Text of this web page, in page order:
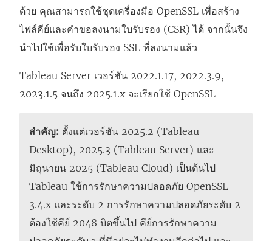
ก์
จ
ปิ
ด
ห
น้
า
ต่
า
ลิ
ง
ะ
ห
น้
ด้วย คุณสามารถใช้ชุดเครื่องมือ OpenSSL เพื่อสร้าง
ไฟล์คีย์และคำขอลงนามใบรับรอง (CSR) ได้ จากนั้นจึง
นำไปใช้เพื่อรับใบรับรอง SSL ที่ลงนามแล้ว
Tableau Server เวอร์ชัน 2022.1.17, 2022.3.9,
2023.1.5 จนถึง 2025.1.x จะเรียกใช้ OpenSSL
สำคัญ: ตั้งแต่เวอร์ชัน 2025.2 (Tableau
Desktop), 2025.3 (Tableau Server) และ
มิถุนายน 2025 (Tableau Cloud) เป็นต้นไป
Tableau ใช้การรักษาความปลอดภัย OpenSSL
3.4.x และระดับ 2 การรักษาความปลอดภัยระดับ 2
ต้องใช้คีย์ 2048 บิตขึ้นไป คีย์การรักษาความ